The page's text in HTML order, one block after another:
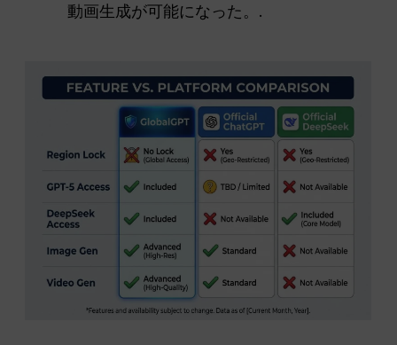
動画生成が可能になった。.